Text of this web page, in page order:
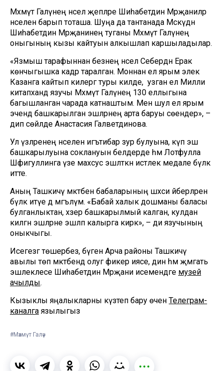
Мәхмүт Галәүнең нәсел җепләре Шиһабетдин Мәрҗаниләр
нәселенә барып тоташа. Шуңа да тантанада Мәскәүдән
Шиһабетдин Мәрҗанинең туганы Мәхмүт Галәүнең
оныгының кызы кайтуын алкышлап каршыладылар.
«Язмыш тарафыннан безнең нәсел Себердән Ерак
көнчыгышка кадәр таралган. Моннан ел ярым элек
Казанга кайтып килергә туры килде, ә узган ел Милли
китапханәдә язучы Мәхмүт Галәүнең 130 еллыгына
багышланган чарада катнаштым. Менә шул ел ярым
эчендә башкарылган эшләрнең арта баруы сөендерә», –
дип сөйләде Анастасия Галәветдинова.
Ул үзләренең нәселенә игътибар зур булуына, күп эш
башкарылуына соклануын белдерде һәм Лотфулла
Шәфигуллинга үзе махсус эшләткән истәлек медале бүләк
итте.
Аның Ташкичү мәктәбенә бабаларының шәхси әйберләрен
бүләк итүе дә мәгълүм. «Бабай халык дошманы баласы
булганлыктан, хәзер башкарылмый калган, кулдан
килгән эшләрне эшләп калырга кирәк», – ди язучының
оныкчыгы.
Исегезгә төшерәбез, бүген Арча районы Ташкичү
авылы төп мәктәбендә олуг фикер иясе, дин һәм җәмәгать
эшлеклесе Шиһабетдин Мәрҗани исемендәге музей
ачылды.
Кызыклы яңалыкларны күзәтеп бару өчен Телеграм-
каналга язылыгыз
#Мәхмүт Галәү